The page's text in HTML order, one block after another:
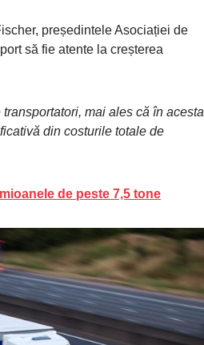
președintele Asociației de
să fie atente la creșterea
mai ales că în acesta
din costurile totale de
de peste 7,5 tone